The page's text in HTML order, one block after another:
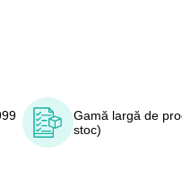
Gamă largă de
stoc)